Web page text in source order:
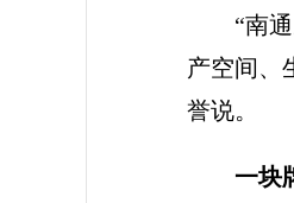
“南
产空间、
誉说。
一块